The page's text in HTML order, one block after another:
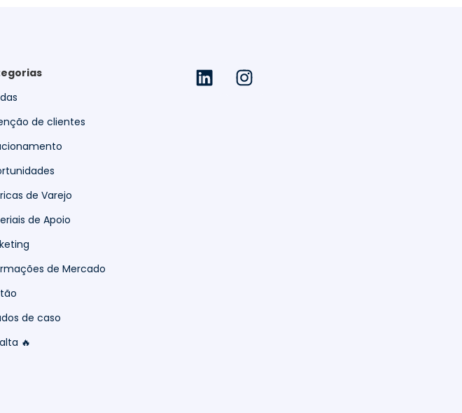
de clientes
de Varejo
de Apoio
de Mercado
de caso
🔥